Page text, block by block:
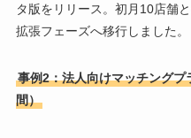
タ版をリリース。初月10店舗
拡張フェーズへ移行しました。
事例2：法人向けマッチング
間）